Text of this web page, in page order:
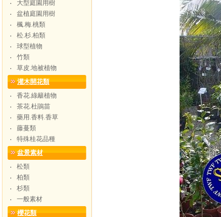
‧
大型庭園用樹
‧
盆植庭園用樹
‧
楓.梅.桃類
‧
松.杉.柏類
‧
球型植物
‧
竹類
‧
草皮.地被植物
灌木開花類
‧
香花.綠籬植物
‧
茶花.杜鵑苗
‧
藥用.香料.香草
‧
藤蔓類
‧
特殊桂花品種
盆景素材
‧
松類
‧
柏類
‧
杉類
‧
一般素材
櫻花類